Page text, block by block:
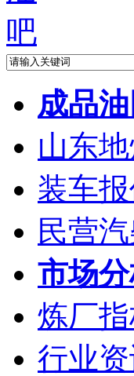
成品油
山东
装车
民营
市场
炼厂
行业